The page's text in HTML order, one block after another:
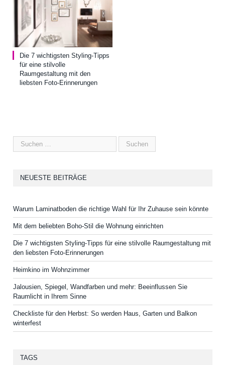
Die 7 wichtigsten Styling-Tipps
für eine stilvolle
Raumgestaltung mit den
liebsten Foto-Erinnerungen
NEUESTE BEITRÄGE
Warum Laminatboden die richtige Wahl für Ihr Zuhause sein könnte
Mit dem beliebten Boho-Stil die Wohnung einrichten
Die 7 wichtigsten Styling-Tipps für eine stilvolle Raumgestaltung mit
den liebsten Foto-Erinnerungen
Heimkino im Wohnzimmer
Jalousien, Spiegel, Wandfarben und mehr: Beeinflussen Sie
Raumlicht in Ihrem Sinne
Checkliste für den Herbst: So werden Haus, Garten und Balkon
winterfest
TAGS